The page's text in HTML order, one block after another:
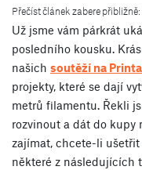
Přečíst článek zabere
Už jsme vám párkrát
posledního kousku.
našich soutěží na
projekty, které se dají
metrů filamentu. Řekli
rozvinout a dát do kupy
zajímat, chcete-li ušetřit
některé z následujících